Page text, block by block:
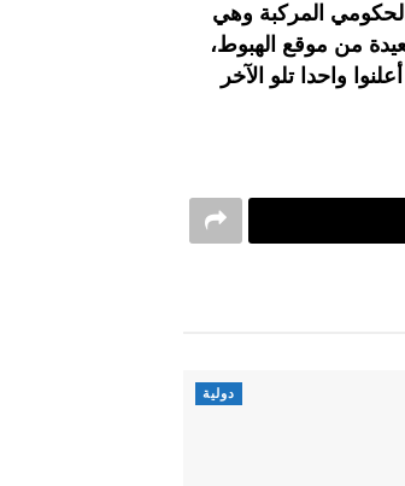
الحكومي المركبة وهي
من موقع الهبوط،
واحدا تلو الآخر
دولية